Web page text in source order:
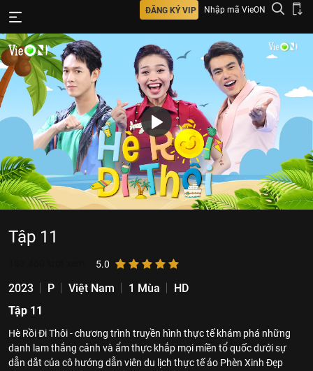
ĐĂNG KÝ VIP Nhập mã VieON
Tập 11
5.0
2023 P Việt Nam 1 Mùa
HD
Tập 11
Hè Rồi Đi Thôi - chương trình truyền hình thực tế khám phá những
danh lam thắng cảnh và ẩm thực khắp mọi miền tổ quốc dưới sự
dẫn dắt của cô hướng dẫn viên du lịch thực tế ảo Phèn Xinh Đẹp